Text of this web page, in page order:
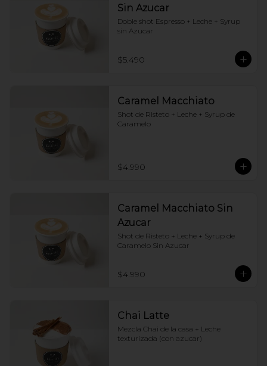
Sin Azucar
Doble shot Espresso + Leche + Syrup
sin Azucar
$5.490
Caramel Macchiato
Shot de Risteto + Leche + Syrup de
Caramelo
$4.990
Caramel Macchiato Sin
Azucar
Shot de Risteto + Leche + Syrup de
Caramelo Sin Azucar
$4.990
Chai Latte
Mezcla Chai de la casa + Leche
texturizada (con azucar)